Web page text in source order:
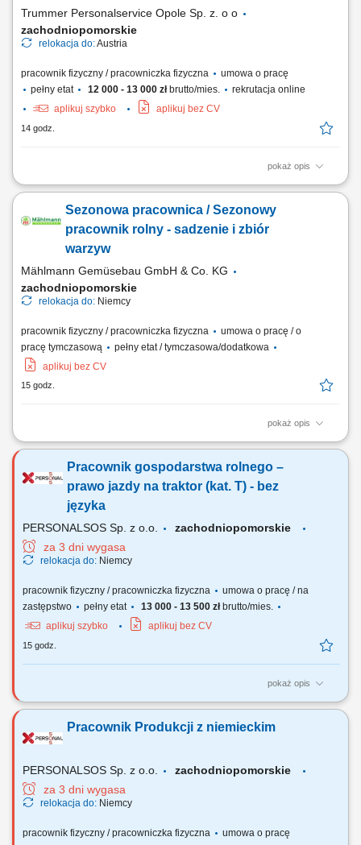
Trummer Personalservice Opole Sp. z. o o
zachodniopomorskie
relokacja do:Austria
pracownik fizyczny / pracowniczka fizyczna
umowa o pracę
pełny etat
12 000 - 13 000 złbrutto/mies.
rekrutacja online
aplikuj szybko
aplikuj bez CV
14 godz.
pokaż opis
Budowa, okablowywanie oraz uruchomienie szaf sterowniczych i
montażowych, szyn montażowych, kanałów kablowych, transformatorów
i wyłączników, Wiercenie, gwintowanie lub wycinanie otworów na
Sezonowa pracownica / Sezonowy
pracownik rolny - sadzenie i zbiór
warzyw
Mählmann Gemüsebau GmbH & Co. KG
zachodniopomorskie
relokacja do: Niemcy
pracownik fizyczny / pracowniczka fizyczna
umowa o pracę / o
pracę tymczasową
pełny etat / tymczasowa/dodatkowa
aplikuj bez CV
15 godz.
pokaż opis
Opis stanowiska: Praca przy zbieraniu warzyw zarówno grupowo, jak i
obowiązków: Sadzenie, zbieranie, pakowanie, sortowanie i mycie
warzyw. Praca na polu oraz w hali. Wymagania: Dyspozycja na okres
umowy. Dobra kondycja fizyczna....
Pracownik gospodarstwa rolnego –
prawo jazdy na traktor (kat. T) - bez
języka
PERSONALSOS Sp. z o.o.
zachodniopomorskie
za 3 dni wygasa
relokacja do: Niemcy
pracownik fizyczny / pracowniczka fizyczna
umowa o pracę / na
zastępstwo
pełny etat 13 000 - 13 500 złbrutto/mies.
aplikuj szybko
aplikuj bez CV
15 godz.
pokaż opis
Zakres obowiązków: przygotowanie i rozwijanie mat wegetacyjnych na
rolniczych.Pracownik Produkcji z niemieckim
PERSONALSOS Sp. z o.o.
zachodniopomorskie
za 3 dni wygasa
relokacja do: Niemcy
pracownik fizyczny / pracowniczka fizyczna
umowa o pracę